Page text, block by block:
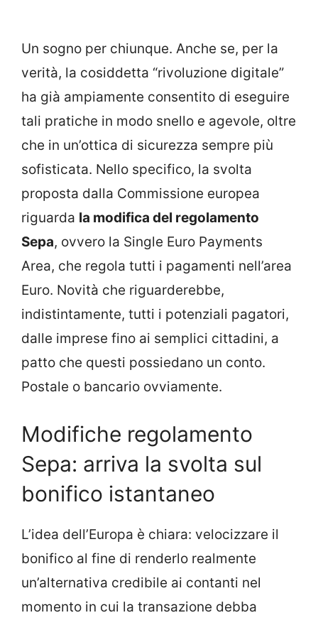
Un sogno per chiunque. Anche se, per la
verità, la cosiddetta “rivoluzione digitale”
ha già ampiamente consentito di eseguire
tali pratiche in modo snello e agevole, oltre
che in un’ottica di sicurezza sempre più
sofisticata. Nello specifico, la svolta
proposta dalla Commissione europea
riguarda la modifica del regolamento
Sepa, ovvero la Single Euro Payments
Area, che regola tutti i pagamenti nell’area
Euro. Novità che riguarderebbe,
indistintamente, tutti i potenziali pagatori,
dalle imprese fino ai semplici cittadini, a
patto che questi possiedano un conto.
Postale o bancario ovviamente.
Modifiche regolamento
Sepa: arriva la svolta sul
bonifico istantaneo
L’idea dell’Europa è chiara: velocizzare il
bonifico al fine di renderlo realmente
un’alternativa credibile ai contanti nel
momento in cui la transazione debba